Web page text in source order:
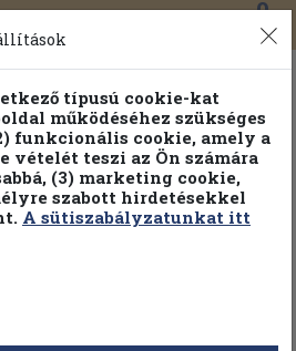
0
1.000.000 kiadványunk közül
kedvezménnyel!
típusú cookie-kat
működéséhez szükséges
funkcionális cookie, amely a
vételét teszi az Ön számára
(3) marketing cookie,
szabott hirdetésekkel
A sütiszabályzatunkat itt